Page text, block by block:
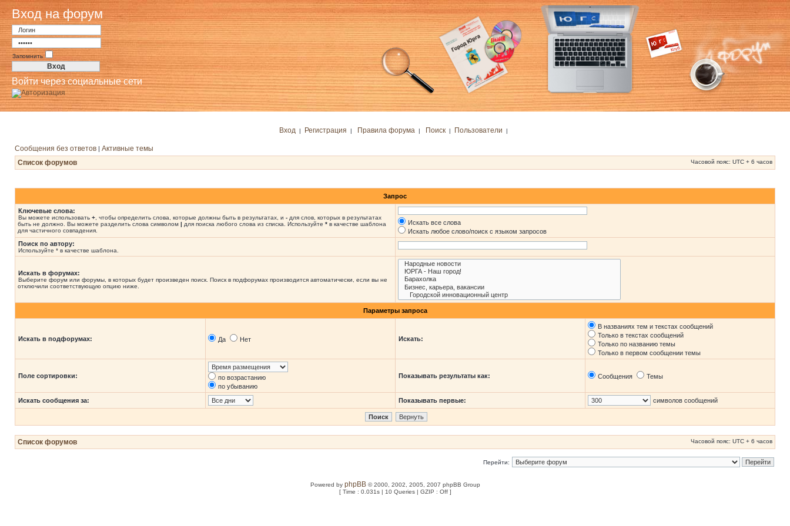
Вход на форум
Запомнить
Войти через социальные сети
Вход | Регистрация | Правила форума | Поиск| Пользователи |
Сообщения без ответов | Активные темы
Список форумов
Часовой пояс: UTC + 6 часов
Запрос
Ключевые слова:
Вы можете использовать + , чтобы определить слова, которые должны быть в результатах, и - для слов, которых в результатах
быть не должно. Вы можете разделить слова символом | для поиска любого слова из списка. Используйте * в качестве шаблона
для частичного совпадения.
Искать все слова
Искать любое слово/поиск с языком запросов
Поиск по автору:
Используйте * в качестве шаблона.
Искать в форумах:
Выберите форум или форумы, в которых будет произведен поиск. Поиск в подфорумах производится автоматически, если вы не
отключили соответствующую опцию ниже.
Параметры запроса
Искать в подфорумах: Да Нет Искать:
В названиях тем и текстах сообщений
Только в текстах сообщений
Только по названию темы
Только в первом сообщении темы
Поле сортировки:
по возрастанию
по убыванию
Показывать результаты как: Сообщения Темы
Искать сообщения за: Показывать первые: символов сообщений
Список форумов Часовой пояс: UTC + 6 часов
Перейти:
Powered by phpBB© 2000, 2002, 2005, 2007 phpBB Group
[ Time : 0.031s | 10 Queries | GZIP : Off ]